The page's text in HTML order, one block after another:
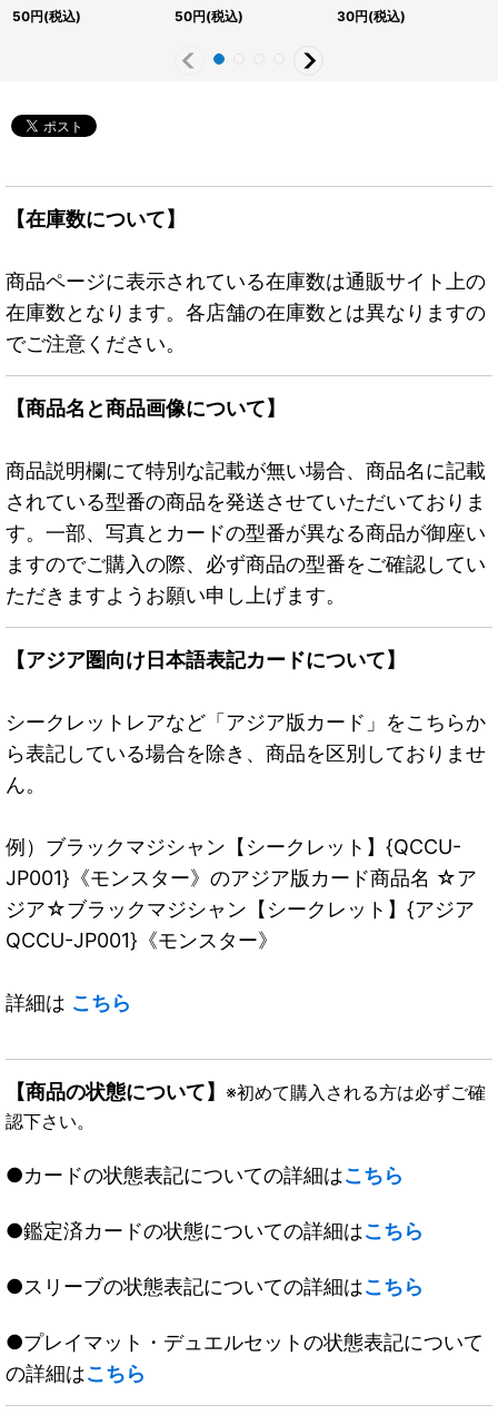
{RD/KP25-JP014}
《RDモンスター》
50円(税込)
《RD魔法》
50円(税込)
{RD/KP25-JP009}
《RDモンスター》
30円(税込)
【在庫数について】
商品ページに表示されている在庫数は通販サイト上の
在庫数となります。各店舗の在庫数とは異なりますの
でご注意ください。
【商品名と商品画像について】
商品説明欄にて特別な記載が無い場合、商品名に記載
されている型番の商品を発送させていただいておりま
す。一部、写真とカードの型番が異なる商品が御座い
ますのでご購入の際、必ず商品の型番をご確認してい
ただきますようお願い申し上げます。
【アジア圏向け日本語表記カードについて】
シークレットレアなど「アジア版カード」をこちらか
ら表記している場合を除き、商品を区別しておりませ
ん。
例）ブラックマジシャン【シークレット】{QCCU-
JP001}《モンスター》のアジア版カード商品名 ☆ア
ジア☆ブラックマジシャン【シークレット】{アジア
QCCU-JP001}《モンスター》
詳細は こちら
【商品の状態について】 ※初めて購入される方は必ずご確
認下さい。
●カードの状態表記についての詳細はこちら
●鑑定済カードの状態についての詳細はこちら
●スリーブの状態表記についての詳細はこちら
●プレイマット・デュエルセットの状態表記について
の詳細はこちら